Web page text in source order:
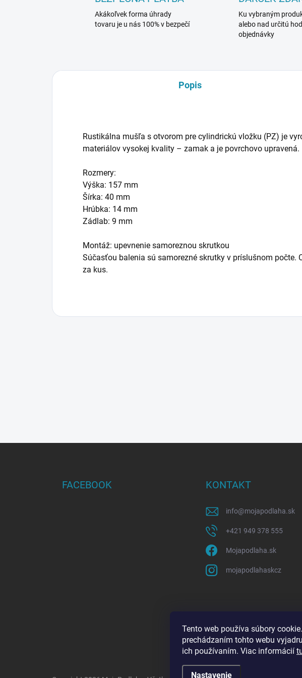
Tento web používa súbory
prechádzaním tohto webu
ich používaním. Viac informácií
Nastavenie
Akákoľvek forma úhrady
tovaru je u nás 100% v bezpečí
Ku vybraným
alebo nad určitú
objednávky
Popis
Rustikálna mušľa s otvorom pre cylindrickú vložku (PZ) je
materiálov vysokej kvality – zamak a je povrchovo upravená.
Rozmery:
Výška: 157 mm
Šírka: 40 mm
Hrúbka: 14 mm
Zádlab: 9 mm
Montáž: upevnenie samoreznou skrutkou
Súčasťou balenia sú samorezné skrutky v príslušnom počte.
za kus.
FACEBOOK KONTAKT
info@mojapodlaha.sk
+421 949 378 555
Mojapodlaha.sk
mojapodlahaskcz